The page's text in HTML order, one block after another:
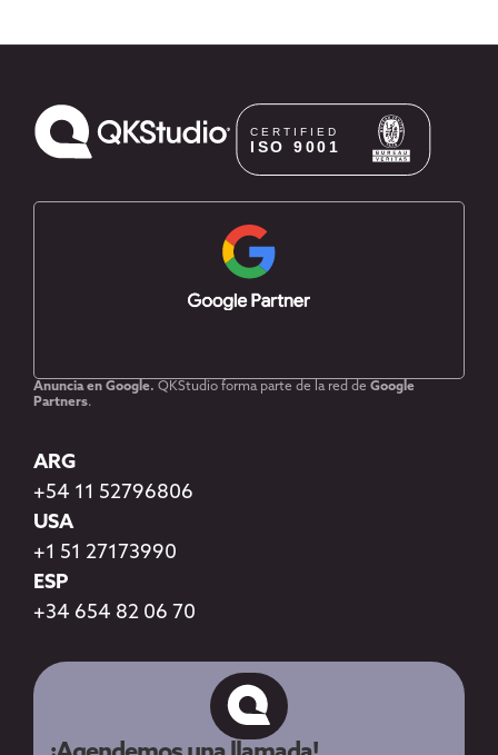
Anuncia en Google. QKStudio forma parte de la red de Google
Partners.
ARG
+54 11 52796806
USA
+1 51 27173990
ESP
+34 654 82 06 70